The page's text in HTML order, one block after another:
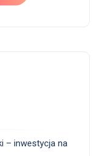
– inwestycja na